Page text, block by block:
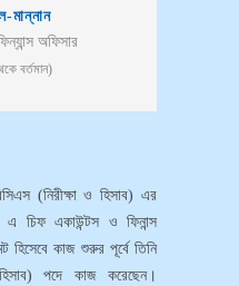
মান্নান
অফিসার
বর্তমান)
(নিরীক্ষা ও হিসাব) এর
চিফ একাউন্টস ও ফিনান্স
হিসেবে কাজ শুরুর পূর্বে তিনি
পদে কাজ করেছেন।